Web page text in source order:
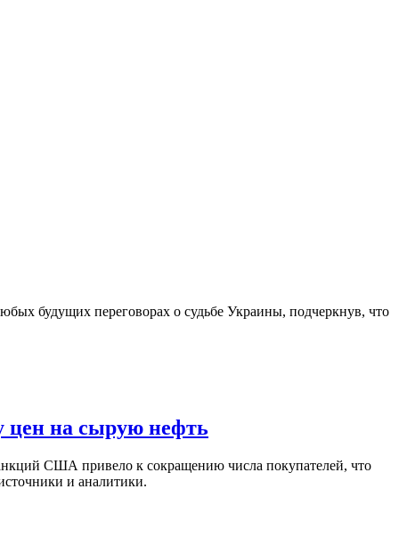
будущих переговорах о судьбе Украины, подчеркнув, что
цен на сырую нефть
США привело к сокращению числа покупателей, что
и аналитики.